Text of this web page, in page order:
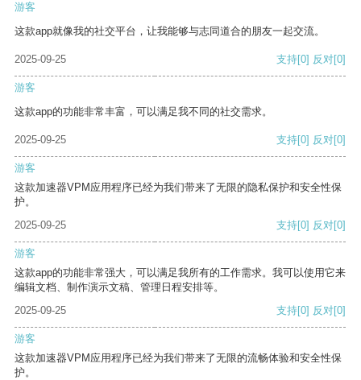
游客
这款app就像我的社交平台，让我能够与志同道合的朋友一起交流。
2025-09-25 支持[0] 反对[0]
游客
这款app的功能非常丰富，可以满足我不同的社交需求。
2025-09-25 支持[0] 反对[0]
游客
这款加速器VPM应用程序已经为我们带来了无限的隐私保护和安全性保
护。
2025-09-25
支持[0] 反对[0]
游客
这款app的功能非常强大，可以满足我所有的工作需求。我可以使用它来
编辑文档、制作演示文稿、管理日程安排等。
2025-09-25
支持[0] 反对[0]
游客
这款加速器VPM应用程序已经为我们带来了无限的流畅体验和安全性保
护。